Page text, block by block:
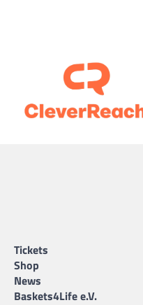
Tickets
Shop
News
Baskets4Life e.V.